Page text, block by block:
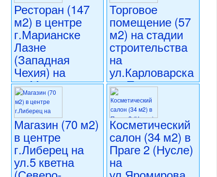
Ресторан (147
м2) в центре
г.Марианске
Лазне
(Западная
Чехия) на
ул.Масарикова
5 799 000 CZK
регион:Западная Чехия
раздел: объекты для
коммерческого использования
состояние: стандарт
номер объекта:18518
Торговое
помещение (57
м2) на стадии
строительства
на
ул.Карловарска
в г.Плзень
(Западная
Чехия)
7 320 000 CZK
регион:Западная Чехия
раздел: объекты для
коммерческого использования
состояние: новостройка
номер объекта:20736
Магазин (70 м2)
в центре
г.Либерец на
ул.5 кветна
Косметический
салон (34 м2) в
Праге 2 (Нусле)
на